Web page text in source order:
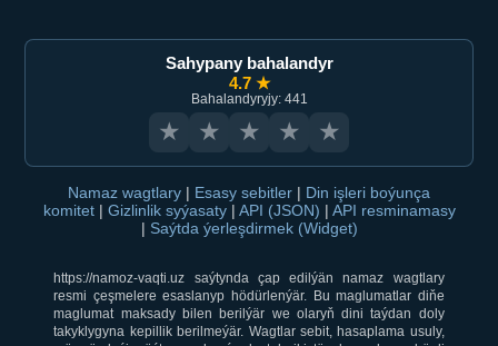
Sahypany bahalandyr
4.7 ★
Bahalandyryjy: 441
★ ★ ★ ★ ★
Namaz wagtlary | Esasy sebitler | Din işleri boýunça
komitet | Gizlinlik syýasaty | API (JSON) | API resminamasy
| Saýtda ýerleşdirmek (Widget)
https://namoz-vaqti.uz saýtynda çap edilýän namaz wagtlary
resmi çeşmelere esaslanyp hödürlenýär. Bu maglumatlar diňe
maglumat maksady bilen berilýär we olaryň dini taýdan doly
takyklygyna kepillik berilmeýär. Wagtlar sebit, hasaplama usuly,